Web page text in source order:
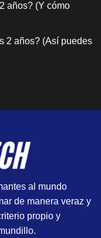
años? (Y cómo
2 años? (Así puedes
al mundo
de manera veraz y
propio y